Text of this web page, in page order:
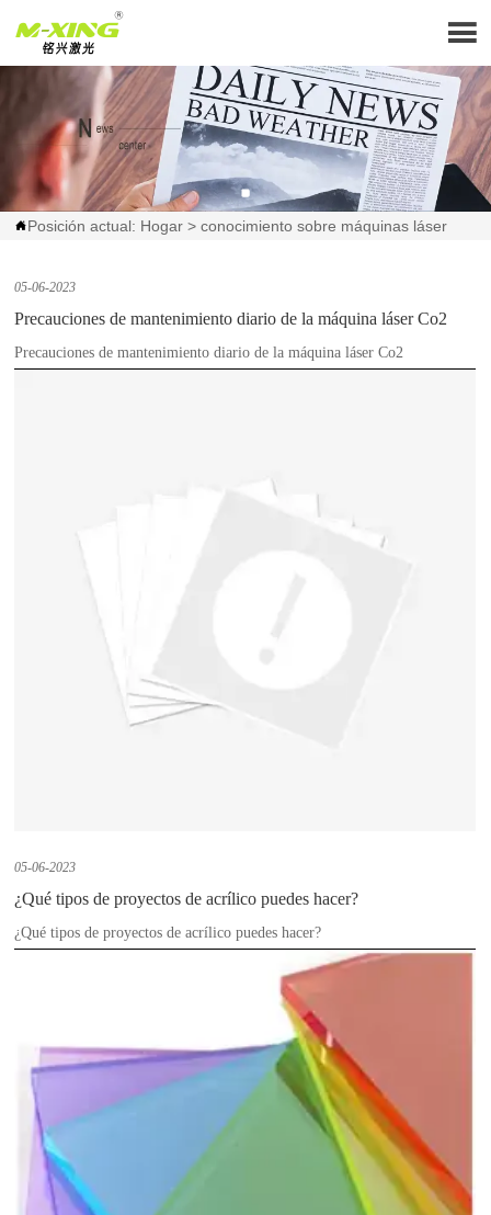

Posición actual: Hogar >conocimiento sobre máquinas láser
05-06-2023
Precauciones de mantenimiento diario de la máquina láser Co2
Precauciones de mantenimiento diario de la máquina láser Co2
05-06-2023
¿Qué tipos de proyectos de acrílico puedes hacer?
¿Qué tipos de proyectos de acrílico puedes hacer?